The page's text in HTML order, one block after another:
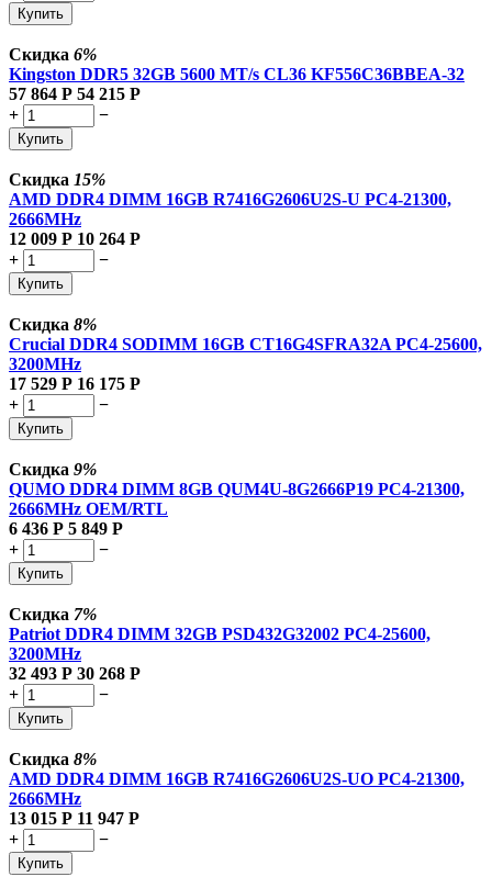
Купить
Скидка 6%
Kingston DDR5 32GB 5600 MT/s CL36 KF556C36BBEA-32
57 864 Р 54 215 Р
+
−
Купить
Скидка 15%
AMD DDR4 DIMM 16GB R7416G2606U2S-U PC4-21300,
2666MHz
12 009 Р 10 264 Р
+
−
Купить
Скидка 8%
Crucial DDR4 SODIMM 16GB CT16G4SFRA32A PC4-25600,
3200MHz
17 529 Р 16 175 Р
+
−
Купить
Скидка 9%
QUMO DDR4 DIMM 8GB QUM4U-8G2666P19 PC4-21300,
2666MHz OEM/RTL
6 436 Р 5 849 Р
+
−
Купить
Скидка 7%
Patriot DDR4 DIMM 32GB PSD432G32002 PC4-25600,
3200MHz
32 493 Р 30 268 Р
+
−
Купить
Скидка 8%
AMD DDR4 DIMM 16GB R7416G2606U2S-UO PC4-21300,
2666MHz
13 015 Р 11 947 Р
+
−
Купить